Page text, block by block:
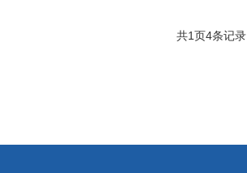
共1页4条记录